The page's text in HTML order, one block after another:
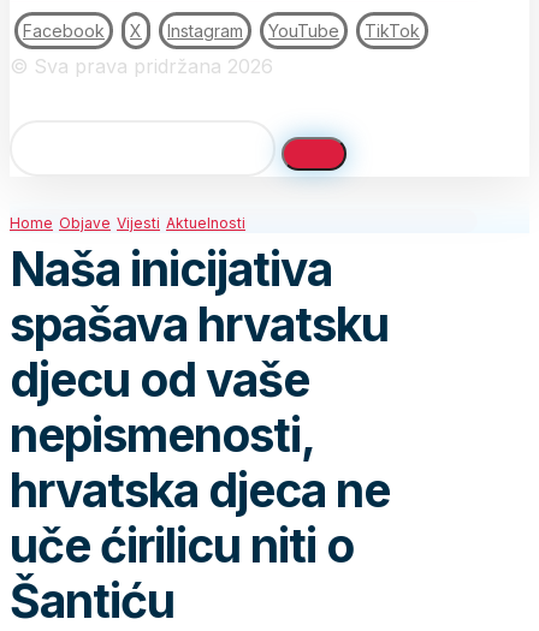
Facebook X Instagram YouTube TikTok
© Sva prava pridržana 2026
Home Objave Vijesti Aktuelnosti
Naša inicijativa
spašava hrvatsku
djecu od vaše
nepismenosti,
hrvatska djeca ne
uče ćirilicu niti o
Šantiću